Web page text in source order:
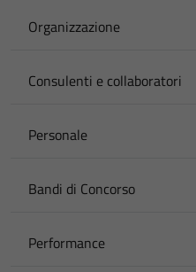
Organizzazione
Consulenti e collaboratori
Personale
Bandi di Concorso
Performance